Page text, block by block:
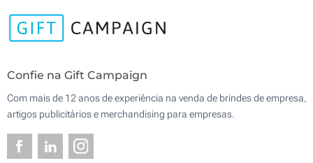
Confie na Gift Campaign
Com mais de 12 anos de experiência na venda de brindes de empresa,
artigos publicitários e merchandising para empresas.